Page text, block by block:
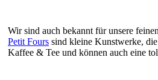
Wir sind auch bekannt für unsere
Petit Fours sind kleine Kunstwerke,
Kaffee & Tee und können auch eine